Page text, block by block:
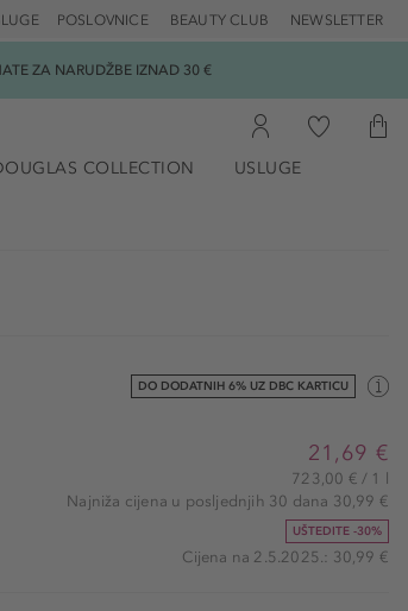
POSLOVNICE BEAUTY CLUB NEWSLETTER
ZA NARUDŽBE IZNAD 30 €
COLLECTION USLUGE
DO DODATNIH 6% UZ DBC KARTICU
21,69 €
723,00 € / 1 l
Najniža cijena u posljednjih 30 dana 30,99 €
UŠTEDITE -30%
Cijena na 2.5.2025.: 30,99 €